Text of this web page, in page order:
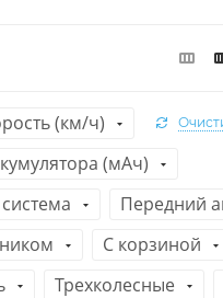
(км/ч)
(мАч)
Передний
C корзиной
Трехколесные